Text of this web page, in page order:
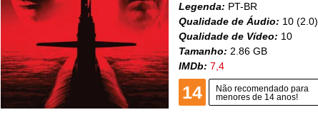
Legenda: PT-BR
Qualidade de Áudio: 10 (2.0)
Qualidade de Vídeo: 10
Tamanho: 2.86 GB
IMDb: 7,4
14
Não recomendado para
menores de 14 anos!